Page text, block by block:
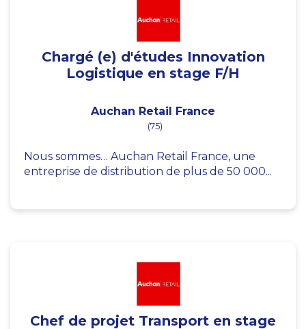
Chargé (e) d'études Innovation
Logistique en stage F/H
Auchan Retail France
(75)
Nous sommes… Auchan Retail France, une
entreprise de distribution de plus de 50 000...
Chef de projet Transport en stage